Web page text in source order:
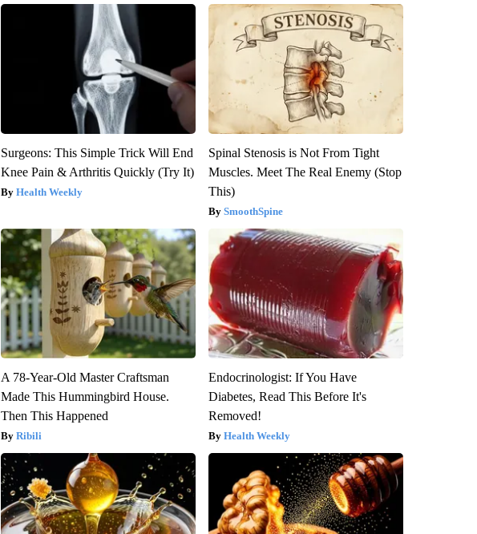
Surgeons: This Simple Trick Will End
Knee Pain & Arthritis Quickly (Try It)
Health Weekly
Spinal Stenosis is Not From Tight
Muscles. Meet The Real Enemy (Stop
This)
SmoothSpine
A 78-Year-Old Master Craftsman
Made This Hummingbird House.
Then This Happened
Ribili
Endocrinologist: If You Have
Diabetes, Read This Before It's
Removed!
Health Weekly